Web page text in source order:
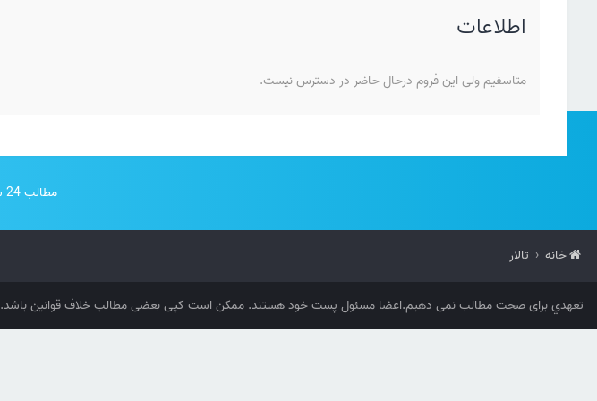
اطلاعات
متاسفیم ولی این فروم درحال حاضر در دسترس نیست.
مطالب 24 ساعت گذشته
خانه تالار
تعهدي برای صحت مطالب نمی دهیم.اعضا مسئول پست خود هستند. ممکن است کپی بعضی مطالب خلاف قوانین باشد.